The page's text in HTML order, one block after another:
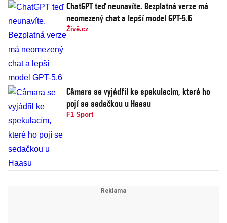
ChatGPT teď neunavíte. Bezplatná verze má
neomezený chat a lepší model GPT-5.6
Živě.cz
Câmara se vyjádřil ke spekulacím, které ho
pojí se sedačkou u Haasu
F1 Sport